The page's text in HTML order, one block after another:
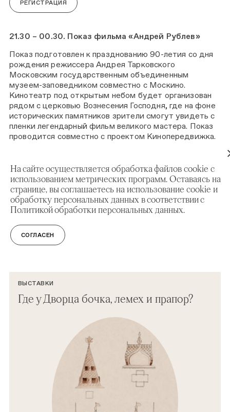
На сайте осуществляется обработка файлов cookie с
использованием метрических программ. Оставаясь на
странице, вы соглашаетесь на использование cookie и
обработку персональных данных в соответствии с
Политикой обработки персональных данных.
СОГЛАСЕН
РЕГИСТРАЦИЯ
21.30 – 00.30. Показ фильма «Андрей Рублев»
Показ подготовлен к празднованию 90-летия со дня
рождения режиссера Андрея Тарковского
Московским государственным объединенным
музеем-заповедником совместно с Москино.
Кинотеатр под открытым небом будет организован
рядом с церковью Вознесения Господня, где на фоне
исторических памятников зрители смогут увидеть с
пленки легендарный фильм великого мастера. Показ
проводится совместно с проектом Кинопередвижка.
СМОТРИТЕ ТАКЖЕ
ВЫСТАВКИ
Где у Дворца бочка, лемех и прапор?